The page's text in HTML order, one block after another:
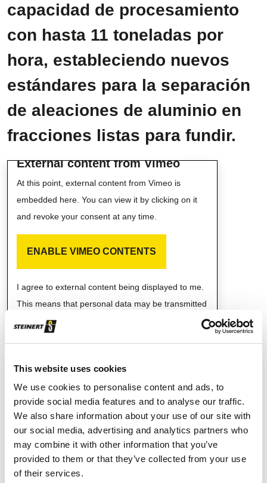
This website uses cookies
We use cookies to personalise content and ads, to
provide social media features and to analyse our traffic.
We also share information about your use of our site with
our social media, advertising and analytics partners who
may combine it with other information that you’ve
provided to them or that they’ve collected from your use
of their services.
capacidad de procesamiento
con hasta 11 toneladas por
hora, estableciendo nuevos
estándares para la separación
de aleaciones de aluminio en
fracciones listas para fundir.
External content from Vimeo
At this point, external content from Vimeo is
embedded here. You can view it by clicking on it
and revoke your consent at any time.
ENABLE VIMEO CONTENTS
I agree to external content being displayed to me.
This means that personal data may be transmitted
to third-party platforms. Further information can be